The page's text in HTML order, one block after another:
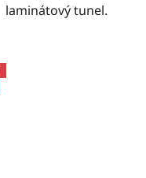
laminátový tunel.